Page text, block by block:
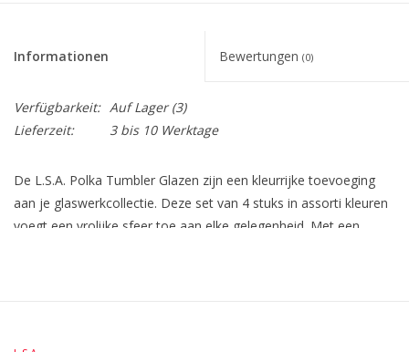
Informationen Bewertungen (0)
Verfügbarkeit: Auf Lager(3)
Lieferzeit:
3 bis 10 Werktage
De L.S.A. Polka Tumbler Glazen zijn een kleurrijke toevoeging
aan je glaswerkcollectie. Deze set van 4 stuks in assorti kleuren
voegt een vrolijke sfeer toe aan elke gelegenheid. Met een